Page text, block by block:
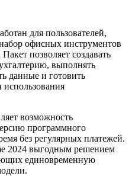
для пользователей,
офисных инструментов
позволяет создавать
выполнять
данные и готовить
использования
возможность
программного
без регулярных платежей.
2024 выгодным решением
единовременную